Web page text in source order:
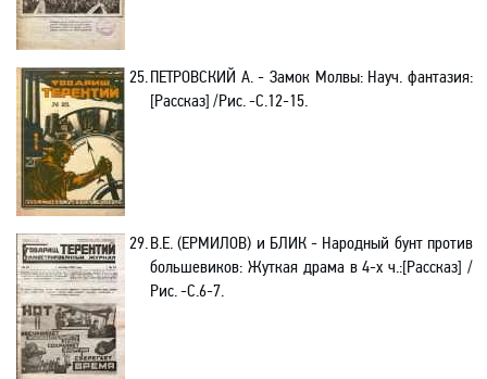
25.ПЕТРОВСКИЙ А. - Замок Молвы: Науч. фантазия:
[Рассказ] /Рис. -C.12-15.
29.В.Е. (ЕРМИЛОВ) и БЛИК - Народный бунт против
большевиков: Жуткая драма в 4-х ч.:[Рассказ] /
Рис.-C.6-7.